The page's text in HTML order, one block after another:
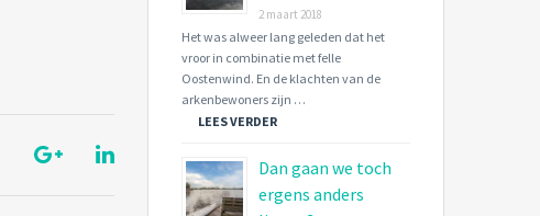
2 maart 2018
Het was alweer lang geleden dat het
vroor in combinatie met felle
Oostenwind. En de klachten van de
arkenbewoners zijn …
LEES VERDER
Dan gaan we toch
ergens anders